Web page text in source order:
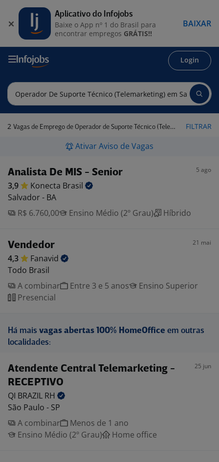
Login
2 Vagas de Emprego de Operador de Suporte Técnico (Telemarketing) em Salvador - BA FILTRAR
Ativar Aviso de Vagas
Analista De MIS - Senior 5 ago
3,9 Konecta Brasil
Salvador - BA
R$ 6.760,00
Ensino Médio (2º Grau) Híbrido
Vendedor 21 mai
4,3
Fanavid
Todo Brasil
A combinar
Entre 3 e 5 anos
Ensino Superior
Presencial
Há mais vagas abertas 100% HomeOffice em outras
localidades:
Atendente Central Telemarketing -
RECEPTIVO
25 jun
QI BRAZIL RH
São Paulo - SP
A combinar
Menos de 1 ano
Ensino Médio (2º Grau)
Home office
Aplicativo do Infojobs
Baixe o App nº 1 do Brasil para
encontrar empregos GRÁTIS!!
BAIXAR